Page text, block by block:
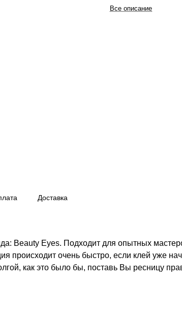
Все описание
Доставка
Beauty Eyes. Подходит для опытных
происходит очень быстро, если клей уже
как это было бы, поставь Вы ресницу